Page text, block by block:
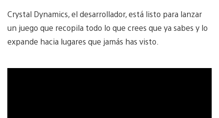
Crystal Dynamics, el desarrollador, está listo para lanzar
un juego que recopila todo lo que crees que ya sabes y lo
expande hacia lugares que jamás has visto.